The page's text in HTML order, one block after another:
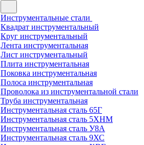
Инструментальные стали
Квадрат инструментальный
Круг инструментальный
Лента инструментальная
Лист инструментальный
Плита инструментальная
Поковка инструментальная
Полоса инструментальная
Проволока из инструментальной стали
Труба инструментальная
Инструментальная сталь 65Г
Инструментальная сталь 5ХНМ
Инструментальная сталь У8А
Инструментальная сталь 9ХС